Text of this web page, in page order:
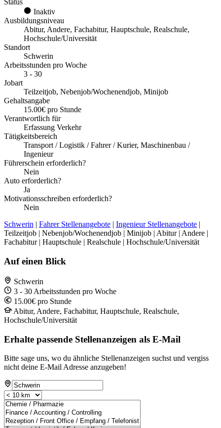
Status
Inaktiv
Ausbildungsniveau
Abitur, Andere, Fachabitur, Hauptschule, Realschule,
Hochschule/Universität
Standort
Schwerin
Arbeitsstunden pro Woche
3 - 30
Jobart
Teilzeitjob, Nebenjob/Wochenendjob, Minijob
Gehaltsangabe
15.00€ pro Stunde
Verantwortlich für
Erfassung Verkehr
Tätigkeitsbereich
Transport / Logistik / Fahrer / Kurier, Maschinenbau /
Ingenieur
Führerschein erforderlich?
Nein
Auto erforderlich?
Ja
Motivationsschreiben erforderlich?
Nein
Schwerin | Fahrer Stellenangebote | Ingenieur Stellenangebote |
Teilzeitjob | Nebenjob/Wochenendjob | Minijob | Abitur | Andere |
Fachabitur | Hauptschule | Realschule | Hochschule/Universität
Auf einen Blick
Schwerin
3 - 30 Arbeitsstunden pro Woche
15.00€ pro Stunde
Abitur, Andere, Fachabitur, Hauptschule, Realschule,
Hochschule/Universität
Erhalte passende Stellenanzeigen als E-Mail
Bitte sage uns, wo du ähnliche Stellenanzeigen suchst und vergiss
nicht deine E-Mail Adresse anzugeben!